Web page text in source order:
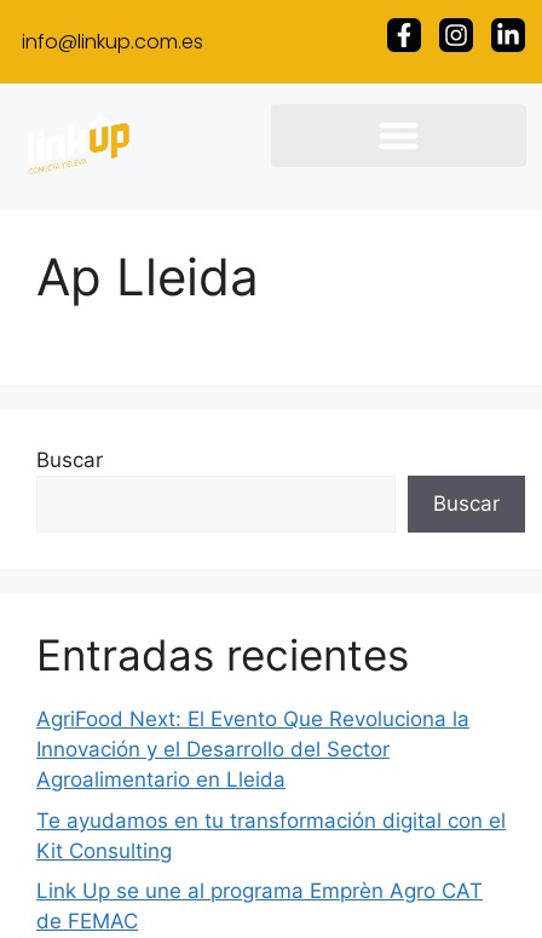
info@linkup.com.es
Ap Lleida
Buscar
Buscar
Entradas recientes
AgriFood Next: El Evento Que Revoluciona la
Innovación y el Desarrollo del Sector
Agroalimentario en Lleida
Te ayudamos en tu transformación digital con el
Kit Consulting
Link Up se une al programa Emprèn Agro CAT
de FEMAC